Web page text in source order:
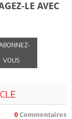
LE AVEC
VOUS
0 Commentaires